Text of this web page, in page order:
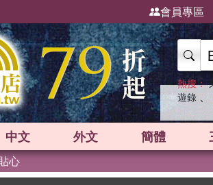
會員專區
熱搜：
遊錄 、
中文 外文 簡體
心